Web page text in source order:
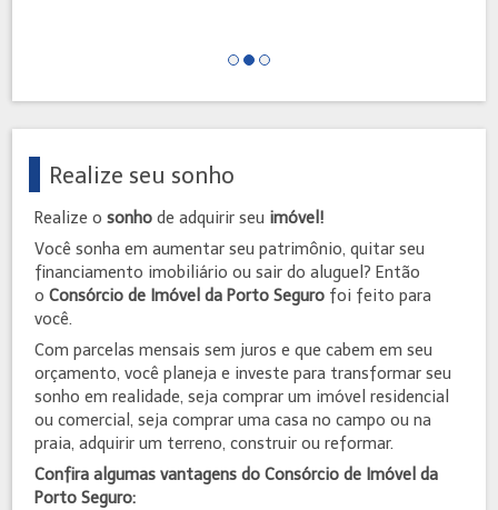
Realize seu sonho
Realize osonho de adquirir seu imóvel!
Você sonha em aumentar seu patrimônio, quitar seu
financiamento imobiliário ou sair do aluguel? Então
oConsórcio de Imóvel da Porto Seguro foi feito para
você.
Com parcelas mensais sem juros e que cabem em seu
orçamento, você planeja e investe para transformar seu
sonho em realidade, seja comprar um imóvel residencial
ou comercial, seja comprar uma casa no campo ou na
praia, adquirir um terreno, construir ou reformar.
Confira algumas vantagens do Consórcio de Imóvel da
Porto Seguro: